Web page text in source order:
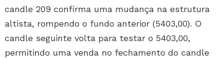
candle 209 confirma uma mudança na estrutura
altista, rompendo o fundo anterior (5403,00). O
candle seguinte volta para testar o 5403,00,
permitindo uma venda no fechamento do candle